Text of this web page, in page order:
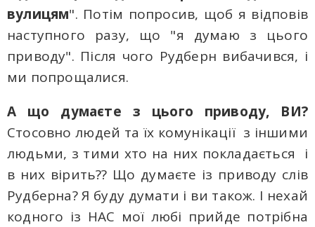
вулицям". Потім попросив, щоб я відповів
наступного разу, що "я думаю з цього
приводу". Після чого Рудберн вибачився, і
ми попрощалися.
А що думаєте з цього приводу, ВИ?
Стосовно людей та їх комунікації з іншими
людьми, з тими хто на них покладається і
в них вірить?? Що думаєте із приводу слів
Рудберна? Я буду думати і ви також. І нехай
кодного із НАС мої любі прийде потрібна